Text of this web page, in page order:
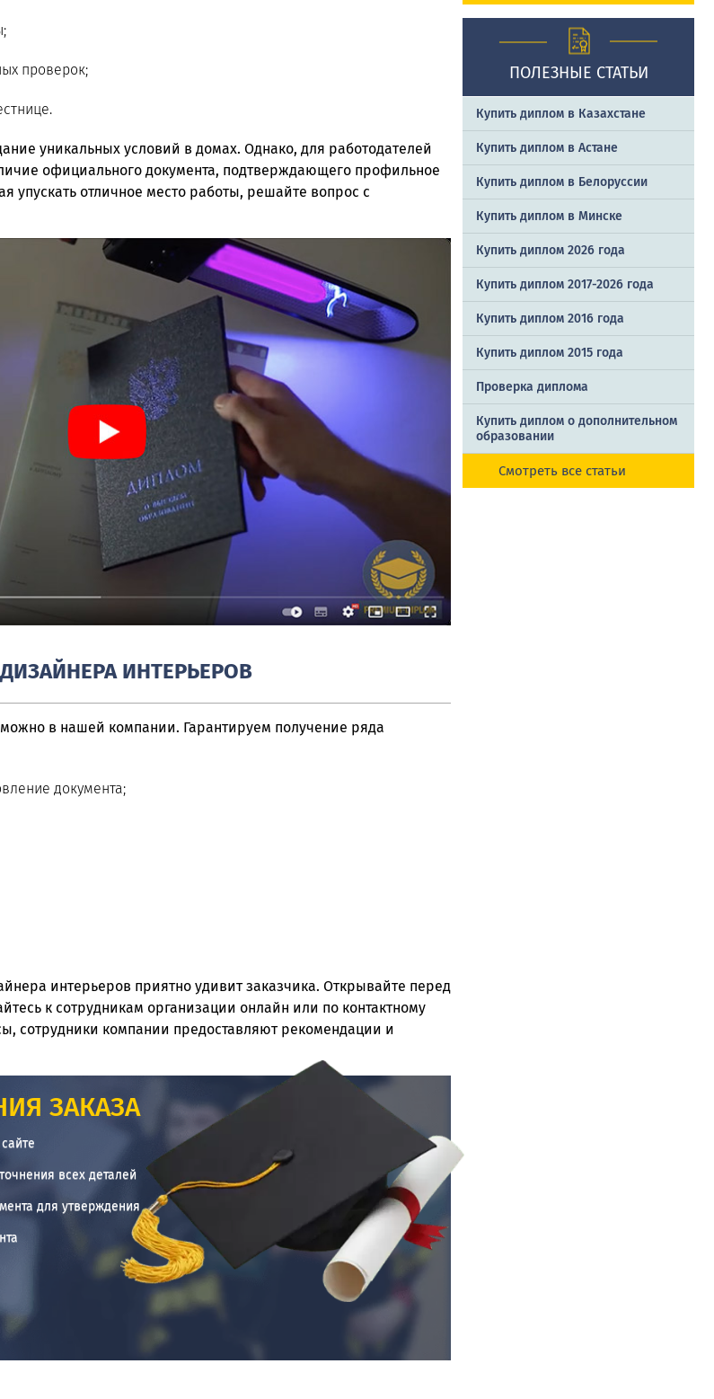
проверок;
уникальных условий в домах. Однако, для работодателей
официального документа, подтверждающего профильное
упускать отличное место работы, решайте вопрос с
ИНТЕРЬЕРОВ
в нашей компании. Гарантируем получение ряда
документа;
интерьеров приятно удивит заказчика. Открывайте перед
к сотрудникам организации онлайн или по контактному
сотрудники компании предоставляют рекомендации и
ЗАКАЗА
всех деталей
для утверждения
ПОЛЕЗНЫЕ СТАТЬИ
Купить диплом в Казахстане
Купить диплом в Астане
Купить диплом в Белоруссии
Купить диплом в Минске
Купить диплом 2026 года
Купить диплом 2017-2026 года
Купить диплом 2016 года
Купить диплом 2015 года
Проверка диплома
Купить диплом о дополнительном
образовании
Смотреть все статьи